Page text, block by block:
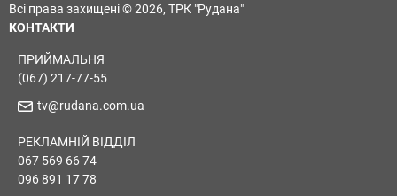
Всі права захищені © 2026, ТРК "Рудана"
КОНТАКТИ
ПРИЙМАЛЬНЯ
(067) 217-77-55
tv@rudana.com.ua
РЕКЛАМНІЙ ВІДДІЛ
067 569 66 74
096 891 17 78